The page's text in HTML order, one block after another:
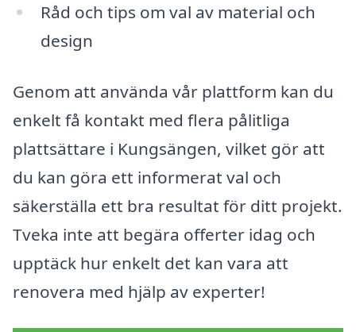
Råd och tips om val av material och
design
Genom att använda vår plattform kan du
enkelt få kontakt med flera pålitliga
plattsättare i Kungsängen, vilket gör att
du kan göra ett informerat val och
säkerställa ett bra resultat för ditt projekt.
Tveka inte att begära offerter idag och
upptäck hur enkelt det kan vara att
renovera med hjälp av experter!